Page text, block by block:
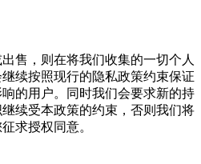
售，则在将我们收集的一切个人
续按照现行的隐私政策约束保证
的用户。同时我们会要求新的持
续受本政策的约束，否则我们将
求授权同意。